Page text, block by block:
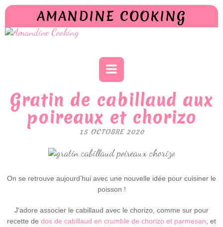
AMANDINE COOKING
Gratin de cabillaud aux
poireaux et chorizo
15 OCTOBRE 2020
On se retrouve aujourd’hui avec une nouvelle idée pour cuisiner le
poisson !
J'adore associer le cabillaud avec le chorizo, comme sur pour
recette de dos de cabillaud en crumble de chorizo et parmesan , et